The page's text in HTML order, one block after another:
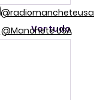
Ver tudo
@radiomancheteusa
@Manchete USA